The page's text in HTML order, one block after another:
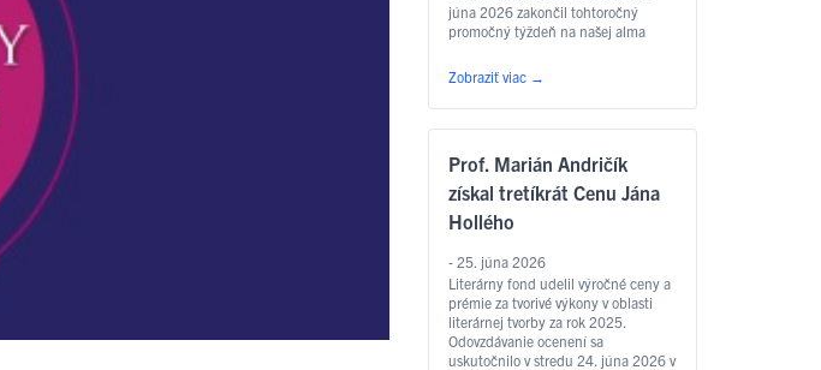
júna 2026 zakončil tohtoročný
promočný týždeň na našej alma
Aule Lekárskej fakulty UPJŠ na Tr.
SNP – o 9.00 hod. sa uskutočnili
promócie absolventov študijných
programov anglický jazyk pre
slovakisticko-mediálne štúdiá,
filozofia, sociálna práca …
Čítať
ďalej
Zobraziť viac →
Prof. Marián Andričík
získal tretíkrát Cenu Jána
Hollého
- 25. júna 2026
Literárny fond udelil výročné ceny a
prémie za tvorivé výkony v oblasti
literárnej tvorby za rok 2025.
Odovzdávanie ocenení sa
uskutočnilo v stredu 24. júna 2026 v